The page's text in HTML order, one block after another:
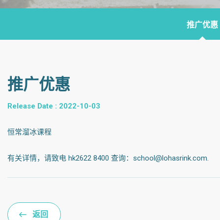
推广优惠
推广优惠
Release Date : 2022-10-03
恒常溜冰课程
有关详情，请致电 hk2622 8400 查询：school@lohasrink.com.
返回